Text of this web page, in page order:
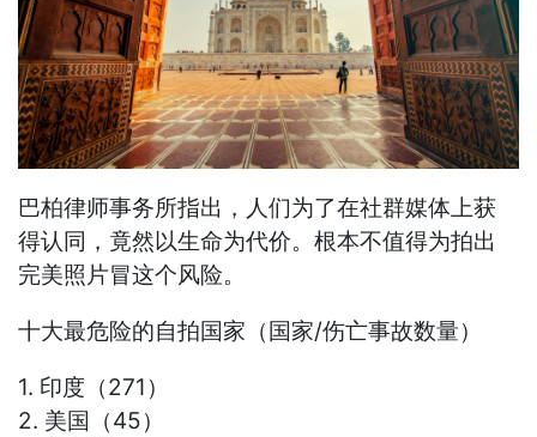
巴柏律师事务所指出，人们为了在社群媒体上获
得认同，竟然以生命为代价。根本不值得为拍出
完美照片冒这个风险。
十大最危险的自拍国家（国家/伤亡事故数量）
1. 印度（271）
2. 美国（45）